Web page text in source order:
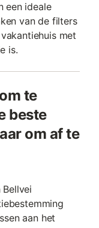
een ideale
van de filters
met
is.
te
beste
om af te
aan het